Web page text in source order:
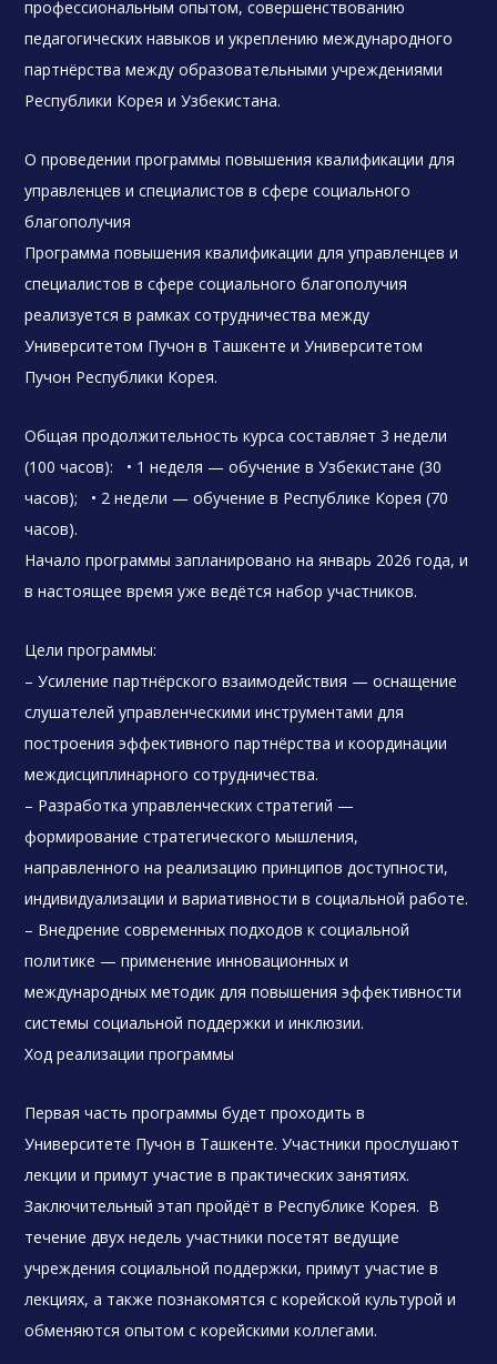
профессиональным опытом, совершенствованию
педагогических навыков и укреплению международного
партнёрства между образовательными учреждениями
Республики Корея и Узбекистана.
О проведении программы повышения квалификации для
управленцев и специалистов в сфере социального
благополучия
Программа повышения квалификации для управленцев и
специалистов в сфере социального благополучия
реализуется в рамках сотрудничества между
Университетом Пучон в Ташкенте и Университетом
Пучон Республики Корея.
Общая продолжительность курса составляет 3 недели
(100 часов): • 1 неделя — обучение в Узбекистане (30
часов); • 2 недели — обучение в Республике Корея (70
часов).
Начало программы запланировано на январь 2026 года, и
в настоящее время уже ведётся набор участников.
Цели программы:
– Усиление партнёрского взаимодействия — оснащение
слушателей управленческими инструментами для
построения эффективного партнёрства и координации
междисциплинарного сотрудничества.
– Разработка управленческих стратегий —
формирование стратегического мышления,
направленного на реализацию принципов доступности,
индивидуализации и вариативности в социальной работе.
– Внедрение современных подходов к социальной
политике — применение инновационных и
международных методик для повышения эффективности
системы социальной поддержки и инклюзии.
Ход реализации программы
Первая часть программы будет проходить в
Университете Пучон в Ташкенте. Участники прослушают
лекции и примут участие в практических занятиях.
Заключительный этап пройдёт в Республике Корея. В
течение двух недель участники посетят ведущие
учреждения социальной поддержки, примут участие в
лекциях, а также познакомятся с корейской культурой и
обменяются опытом с корейскими коллегами.